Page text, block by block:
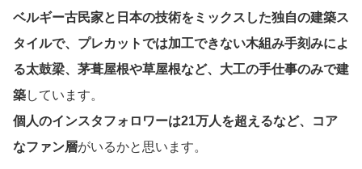
ベルギー古民家と日本の技術をミックスした独自の建築ス
タイルで、プレカットでは加工できない木組み手刻みによ
る太鼓梁、茅葺屋根や草屋根など、大工の手仕事のみで建
築しています。
個人のインスタフォロワーは21万人を超えるなど、コア
なファン層がいるかと思います。